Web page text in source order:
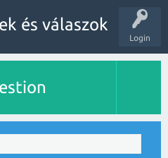
Login
és válaszok